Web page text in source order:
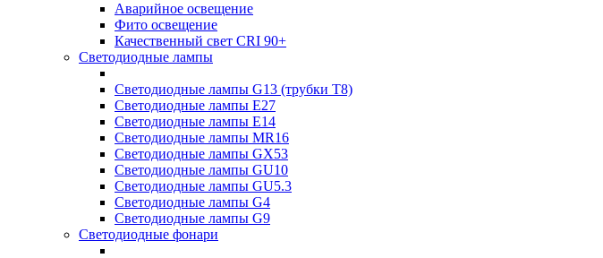
Аварийное освещение
Фито освещение
Качественный свет CRI 90+
Светодиодные лампы
Светодиодные лампы G13 (трубки T8)
Светодиодные лампы Е27
Светодиодные лампы Е14
Светодиодные лампы MR16
Светодиодные лампы GX53
Светодиодные лампы GU10
Светодиодные лампы GU5.3
Светодиодные лампы G4
Светодиодные лампы G9
Светодиодные фонари